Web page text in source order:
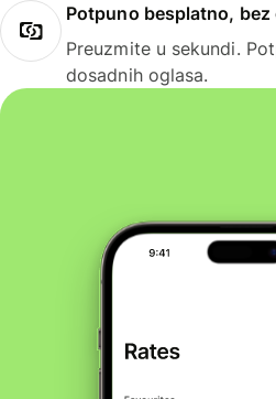
Potpuno besplatno, bez
Preuzmite u sekundi.
dosadnih oglasa.